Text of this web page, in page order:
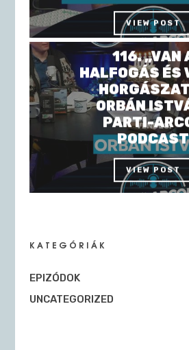
VIEW POST
116. „VAN
HALFOGÁS ÉS
ORBÁN
PARTI-
PODCAST
VIEW POST
KATEGÓRIÁK
EPIZÓDOK
UNCATEGORIZED